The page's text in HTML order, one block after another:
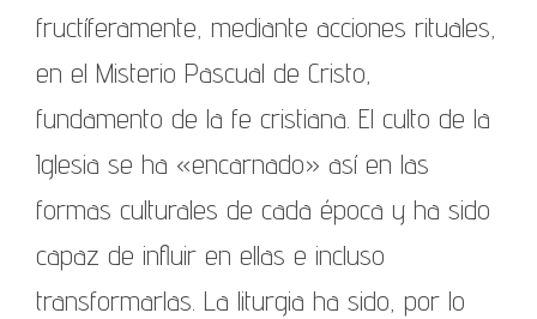
fructíferamente, mediante acciones rituales,
en el Misterio Pascual de Cristo,
fundamento de la fe cristiana. El culto de la
Iglesia se ha «encarnado» así en las
formas culturales de cada época y ha sido
capaz de influir en ellas e incluso
transformarlas. La liturgia ha sido, por lo